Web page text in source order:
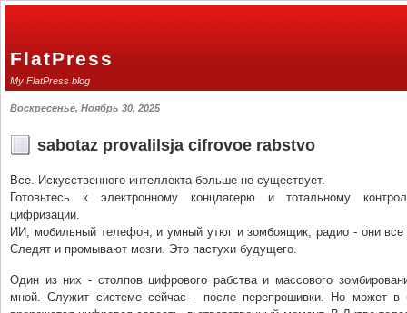
FlatPress
My FlatPress blog
Воскресенье, Ноябрь 30, 2025
sabotaz provalilsja cifrovoe rabstvo
Все. Искусственного интеллекта больше не существует.
Готовьтесь к электронному концлагерю и тотальному
цифризации.
ИИ, мобильный телефон, и умный утюг и зомбоящик, радио - они
Следят и промывают мозги. Это пастухи будущего.
Один из них - столпов цифрового рабства и массового
мной. Служит системе сейчас - после перепрошивки. Но может